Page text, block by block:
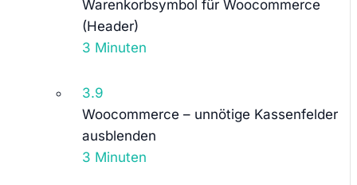
Warenkorbsymbol für Woocommerce
(Header)
3 Minuten
3.9
Woocommerce – unnötige Kassenfelder
ausblenden
3 Minuten